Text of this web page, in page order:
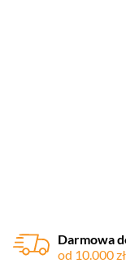
Darmowa
od 10.000 zł